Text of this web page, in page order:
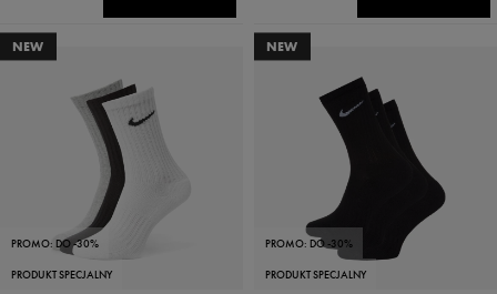
NEW
PROMO: DO -30%
PRODUKT SPECJALNY
NEW
PROMO: DO -30%
PRODUKT SPECJALNY